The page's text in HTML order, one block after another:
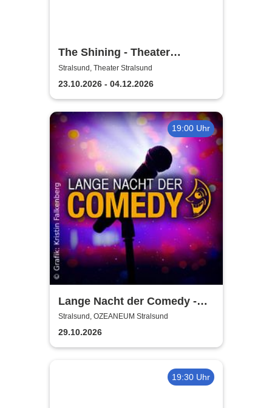
The Shining - Theater
Vorpommern
Stralsund, Theater Stralsund
23.10.2026 - 04.12.2026
19:00 Uhr
Lange Nacht der Comedy -
Die Stadt lacht
Stralsund, OZEANEUM Stralsund
29.10.2026
19:30 Uhr